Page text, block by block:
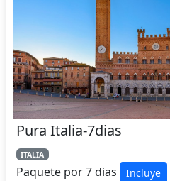
Pura Italia-7dias
ITALIA
Paquete por 7 dias Incluye